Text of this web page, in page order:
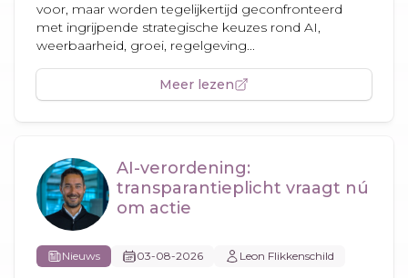
voor, maar worden tegelijkertijd geconfronteerd
met ingrijpende strategische keuzes rond AI,
weerbaarheid, groei, regelgeving...
Meer lezen
AI-verordening:
transparantieplicht vraagt nú
om actie
Nieuws 03-08-2026 Leon Flikkenschild